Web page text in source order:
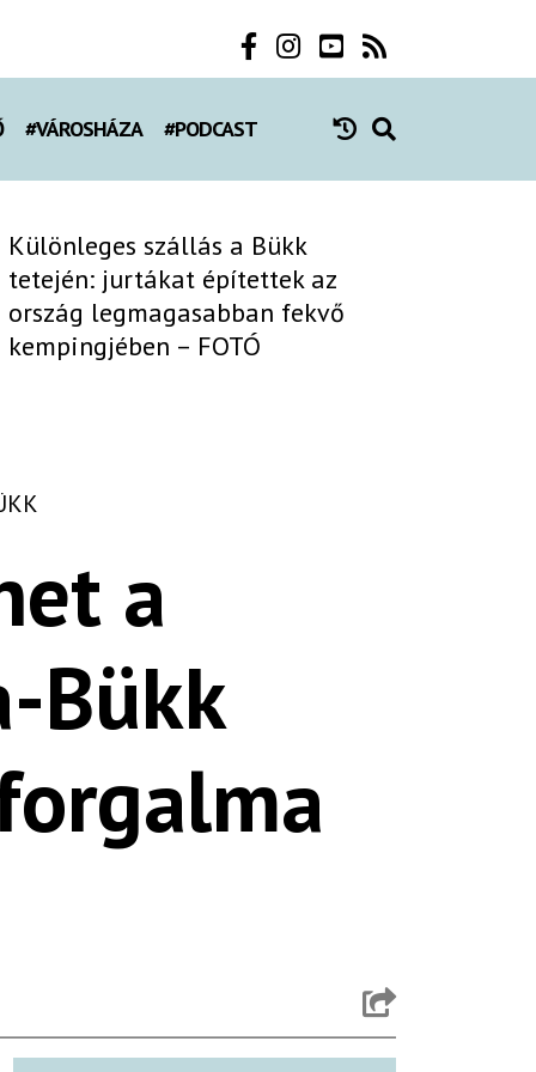
#VÁROSHÁZA #PODCAST
Különleges szállás a Bükk
tetején: jurtákat építettek az
ország legmagasabban fekvő
kempingjében – FOTÓ
a
Bükk